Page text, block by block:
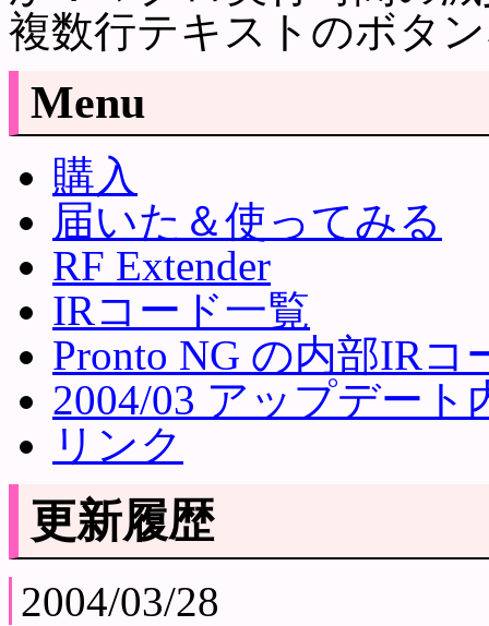
複数行テキストのボタ
Menu
購入
届いた＆使ってみる
RF Extender
IRコード一覧
Pronto NG の内部IR
2004/03 アップデート
リンク
更新履歴
2004/03/28